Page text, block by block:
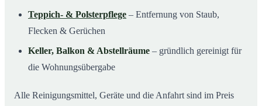
Teppich- & Polsterpflege – Entfernung von Staub,
Flecken & Gerüchen
Keller, Balkon & Abstellräume – gründlich gereinigt für
die Wohnungsübergabe
Alle Reinigungsmittel, Geräte und die Anfahrt sind im Preis